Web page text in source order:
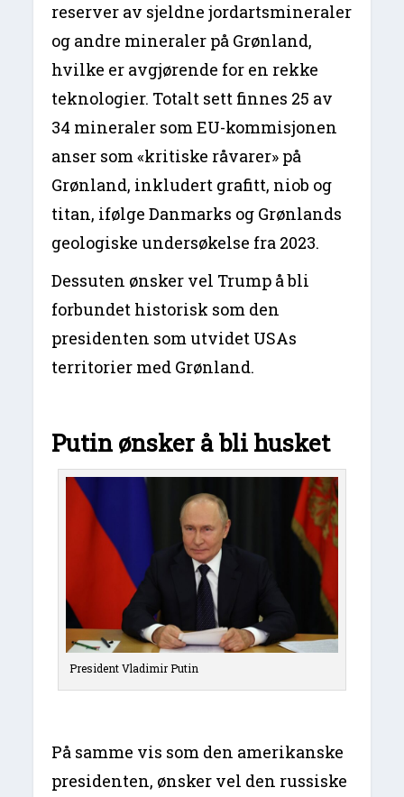
reserver av sjeldne jordartsmineraler
og andre mineraler på Grønland,
hvilke er avgjørende for en rekke
teknologier. Totalt sett finnes 25 av
34 mineraler som EU-kommisjonen
anser som «kritiske råvarer» på
Grønland, inkludert grafitt, niob og
titan, ifølge Danmarks og Grønlands
geologiske undersøkelse fra 2023.
Dessuten ønsker vel Trump å bli
forbundet historisk som den
presidenten som utvidet USAs
territorier med Grønland.
Putin ønsker å bli husket
President Vladimir Putin
På samme vis som den amerikanske
presidenten, ønsker vel den russiske